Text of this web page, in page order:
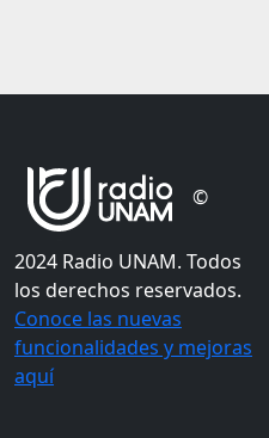
©
2024 Radio UNAM. Todos
los derechos reservados.
Conoce las nuevas
funcionalidades y mejoras
aquí